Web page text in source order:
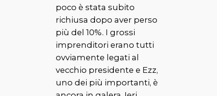
poco è stata subito
richiusa dopo aver perso
più del 10%. I grossi
imprenditori erano tutti
ovviamente legati al
vecchio presidente e Ezz,
uno dei più importanti, è